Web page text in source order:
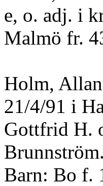
e, o. adj. i
Malmö fr.
Holm,
21/4/91 i
Gottfrid H.
Barn: Bo f.